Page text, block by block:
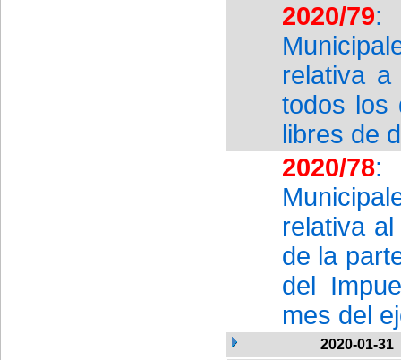
2020/79:
relativa
todos los
libres de
2020/78:
relativa
de la
del
mes del
2020-01-31